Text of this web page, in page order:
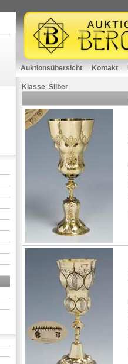
Auktionsübersicht Kontakt
Klasse: Silber